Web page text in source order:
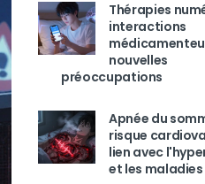
Thérapies
interactions
nouvelles
préoccupations
Apnée du
risque
lien avec
et les